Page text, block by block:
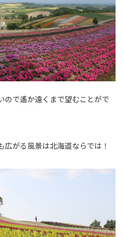
ので遙か遠くまで望むことがで
がる風景は北海道ならでは！